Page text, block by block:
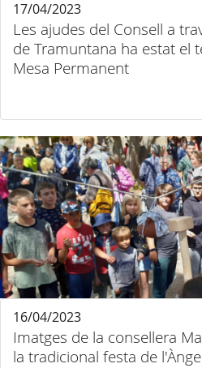
Les ajudes del Consell a
de Tramuntana ha estat el
Mesa Permanent
17/04/2023
Imatges de la consellera
la tradicional festa de
16/04/2023